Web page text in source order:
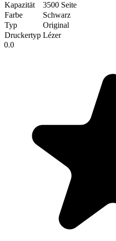
Kapazität
3500 Seite
Farbe
Schwarz
Typ
Original
Druckertyp Lézer
0.0